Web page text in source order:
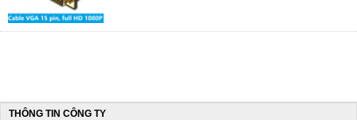
THÔNG TIN CÔNG TY